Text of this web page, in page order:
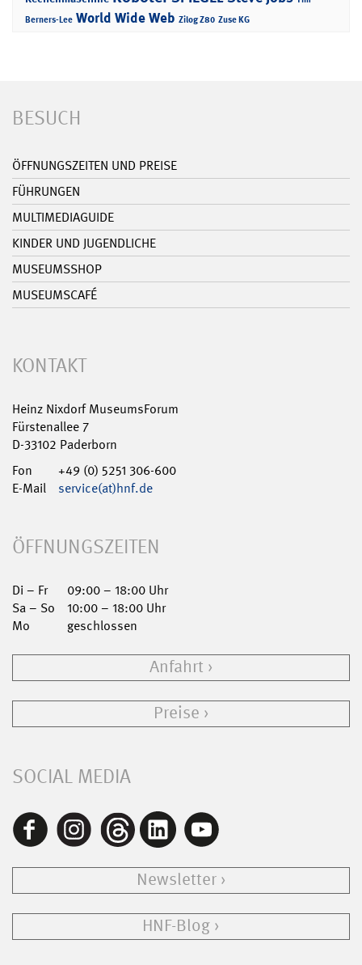
Berners-Lee World Wide Web Zilog Z80 Zuse KG
BESUCH
ÖFFNUNGSZEITEN UND PREISE
FÜHRUNGEN
MULTIMEDIAGUIDE
KINDER UND JUGENDLICHE
MUSEUMSSHOP
MUSEUMSCAFÉ
KONTAKT
Heinz Nixdorf MuseumsForum
Fürstenallee 7
D-33102 Paderborn
Fon
+49 (0) 5251 306-600
E-Mail
service(at)hnf.de
ÖFFNUNGSZEITEN
Di – Fr
09:00 – 18:00 Uhr
Sa – So
10:00 – 18:00 Uhr
Mo
geschlossen
Anfahrt
Preise
SOCIAL MEDIA
Newsletter
HNF-Blog